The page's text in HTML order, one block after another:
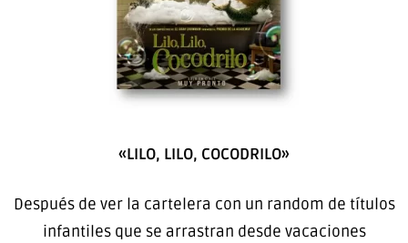
«LILO, LILO, COCODRILO»
Después de ver la cartelera con un random de títulos
infantiles que se arrastran desde vacaciones